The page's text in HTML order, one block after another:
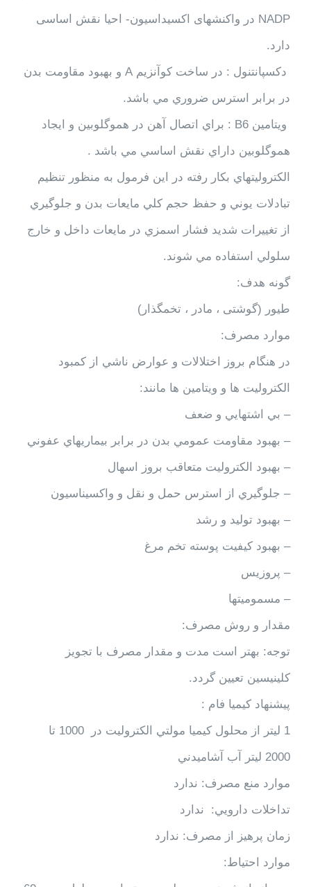
NADP در واکنشهای اکسیداسیون- احیا نقش اساسی
دارد.
دکسپانتنول : در ساخت كوآنزيم A و بهبود مقاومت بدن
در برابر استرس ضروري مي باشد.
ويتامين B6 : براي اتصال آهن در هموگلوبين و ايجاد
هموگلوبين داراي نقش اساسي مي باشد .
الكتروليتهاي بكار رفته در اين فرمول به منظور تنظيم
تبادلات يوني و حفظ حجم كلي مايعات بدن و جلوگيري
از تغييرات شديد فشار اسمزي در مايعات داخل و خارج
سلولي استفاده مي شوند.
گونه هدف:
طيور (گوشتی ، مادر ، تخمگذار)
موارد مصرف:
در هنگام بروز اختلالات و عوارض ناشي از كمبود
الكتروليت ها و ويتامين ها مانند:
– بي اشتهايي و ضعف
– بهبود مقاومت عمومي بدن در برابر بيماريهاي عفوني
– بهبود الكتروليت متعاقب بروز اسهال
– جلوگيري از استرس حمل و نقل و واكسيناسيون
– بهبود توليد و رشد
– بهبود كيفيت پوسته تخم مرغ
– پروزيس
– مسموميتها
مقدار و روش مصرف:
توجه: بهتر است مدت و مقدار مصرف با تجویز
کلینیسین تعیین گردد.
پیشنهاد کیمیا فام :
1 ليتر از محلول كيميا مولتي الکترولیت در 1000 تا
2000 ليتر آب آشاميدني
موارد منع مصرف: ندارد
تداخلات دارويي: ندارد
زمان پرهيز از مصرف: ندارد
موارد احتیاط: